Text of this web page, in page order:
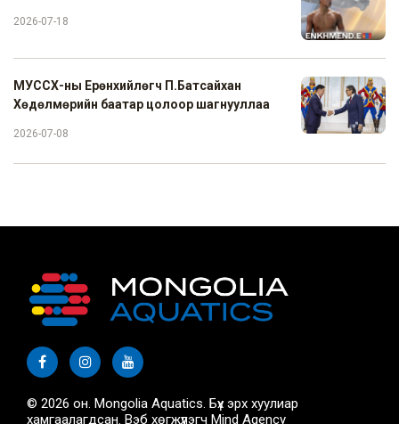
2026-07-18
МУССХ-ны Ерөнхийлөгч П.Батсайхан
Хөдөлмөрийн баатар цолоор шагнууллаа
2026-07-08
© 2026 он. Mongolia Aquatics. Бүх эрх хуулиар
хамгаалагдсан. Вэб хөгжүүлэгч Mind Agency